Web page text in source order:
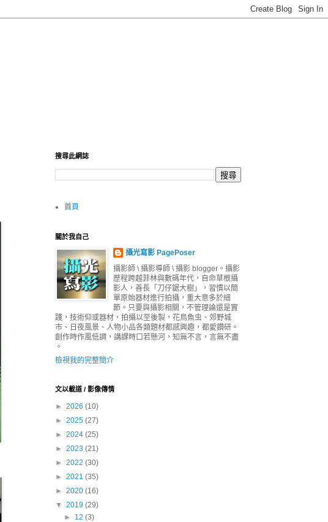
搜尋此網誌
首頁
關於我自己
攝光寫影 PagePoser
攝影師 \ 攝影導師 \ 攝影 blogger。攝影
歷程跨越菲林與數碼年代，自命草根攝
影人，善長「刀仔鋸大樹」，習慣以簡
單原始器材進行拍攝，重大意多於細
節。只要與攝影相關，不管理論還是實
踐，技術仰或器材，拍攝以至後製，花鳥魚虫、郊野城
市、日夜風景、人物小品各類題材都感興趣，都愛鑽研。
創作時作風低調，講課時口若懸河，知無不言，言無不盡
。
檢視我的完整簡介
文以載道 / 影像傳情
► 2026 (10)
► 2025 (27)
► 2024 (25)
► 2023 (21)
► 2022 (30)
► 2021 (35)
► 2020 (16)
▼ 2019 (29)
► 12(3)